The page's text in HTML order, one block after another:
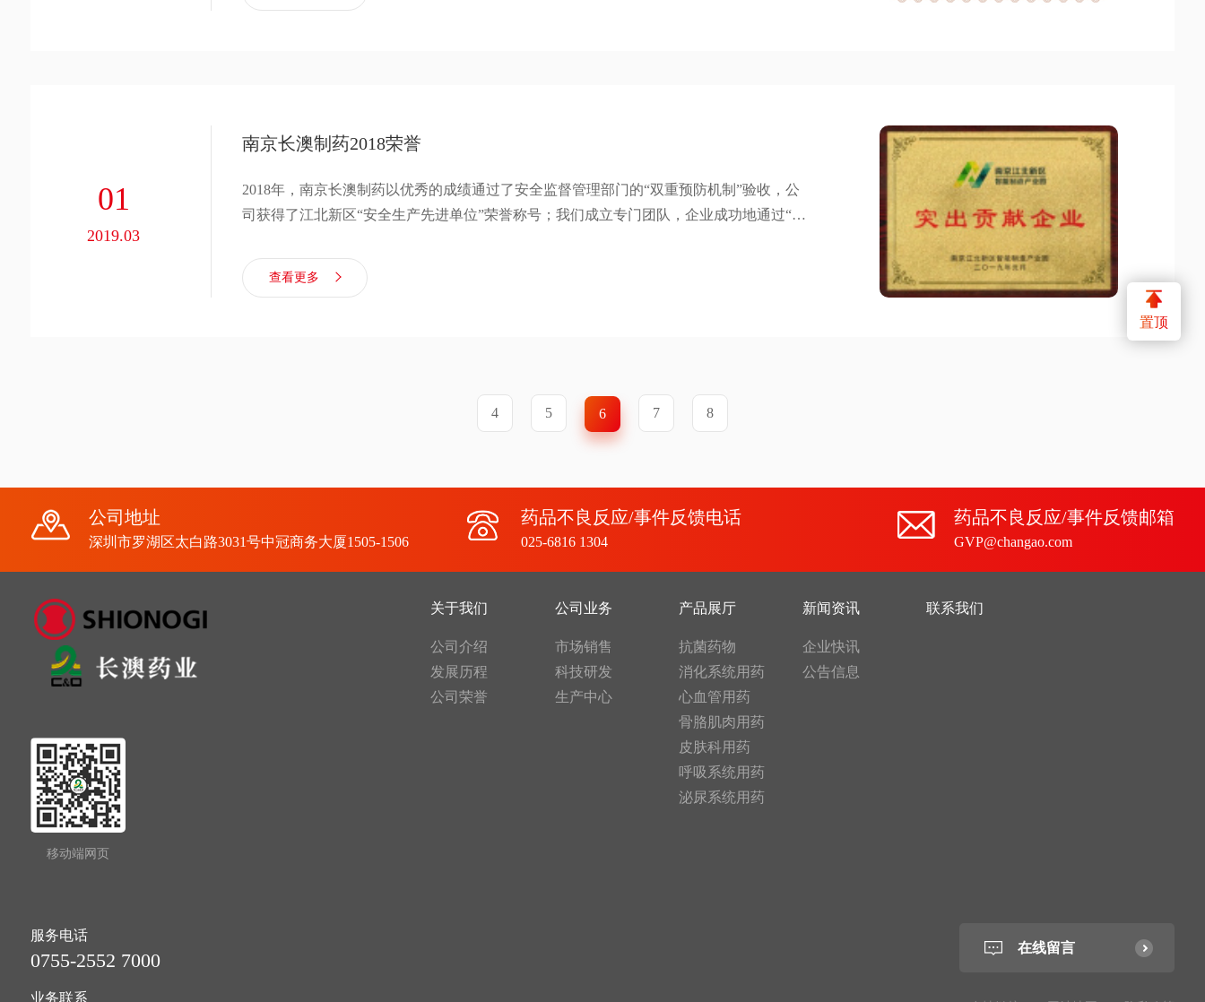
南京长澳制药2018荣誉
2018年，南京长澳制药以优秀的成绩通过了安全监督管理部门的“双重预防机制”验收，公
司获得了江北新区“安全生产先进单位”荣誉称号；我们成立专门团队，企业成功地通过“高
区“突出贡献”企业。
查看更多
01
2019.03
4 5 6 7 8
公司地址
深圳市罗湖区太白路3031号中冠商务大厦1505-1506
药品不良反应/事件反馈电话
025-6816 1304
药品不良反应/事件反馈邮箱
GVP@changao.com
置顶
关于我们
公司介绍
发展历程
公司荣誉
公司业务
市场销售
科技研发
生产中心
产品展厅
抗菌药物
消化系统用药
心血管用药
骨胳肌肉用药
皮肤科用药
呼吸系统用药
泌尿系统用药
新闻资讯
企业快讯
公告信息
联系我们
移动端网页
服务电话
0755-2552 7000
业务联系
在线留言